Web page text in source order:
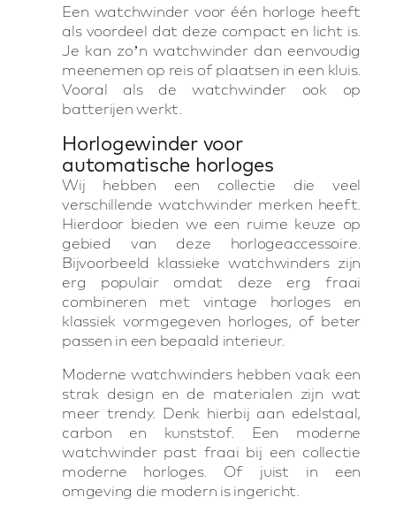
Een watchwinder voor één horloge heeft
als voordeel dat deze compact en licht is.
Je kan zo’n watchwinder dan eenvoudig
meenemen op reis of plaatsen in een kluis.
Vooral als de watchwinder ook op
batterijen werkt.
Horlogewinder voor
automatische horloges
Wij hebben een collectie die veel
verschillende watchwinder merken heeft.
Hierdoor bieden we een ruime keuze op
gebied van deze horlogeaccessoire.
Bijvoorbeeld klassieke watchwinders zijn
erg populair omdat deze erg fraai
combineren met vintage horloges en
klassiek vormgegeven horloges, of beter
passen in een bepaald interieur.
Moderne watchwinders hebben vaak een
strak design en de materialen zijn wat
meer trendy. Denk hierbij aan edelstaal,
carbon en kunststof. Een moderne
watchwinder past fraai bij een collectie
moderne horloges. Of juist in een
omgeving die modern is ingericht.